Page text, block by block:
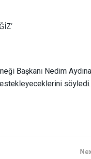
Başkanı Nedim
söyledi.